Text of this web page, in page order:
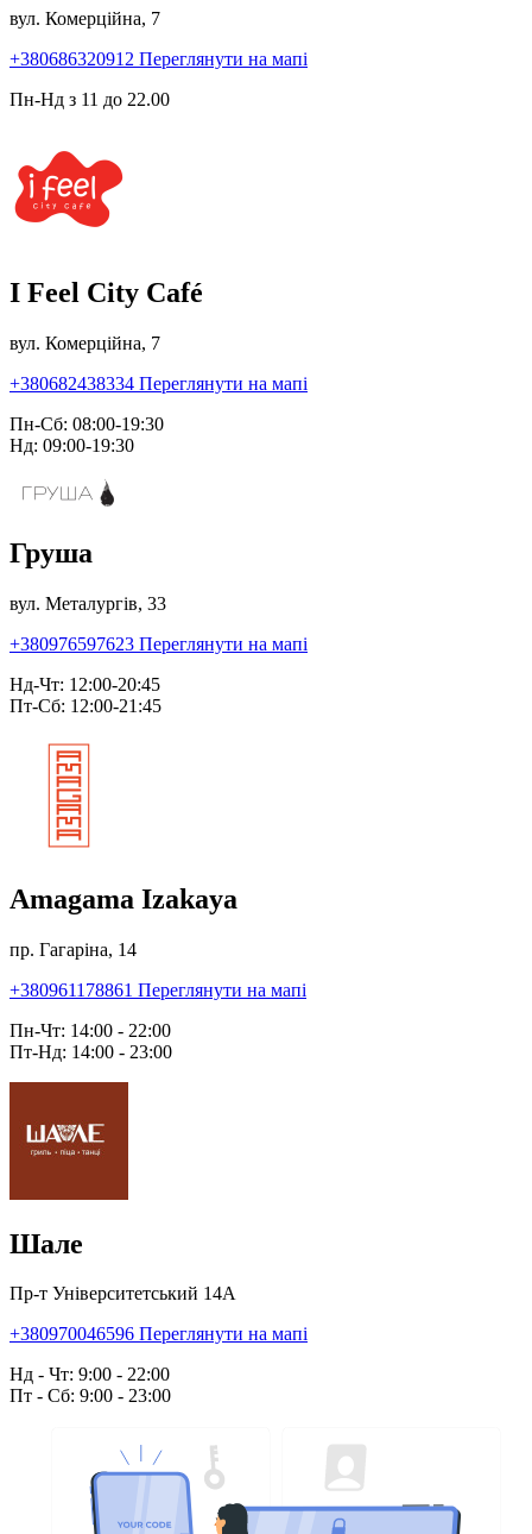
вул. Комерційна, 7
+380686320912 Переглянути на мапі
Пн-Нд з 11 до 22.00
I Feel City Café
вул. Комерційна, 7
+380682438334 Переглянути на мапі
Пн-Сб: 08:00-19:30
Нд: 09:00-19:30
Груша
вул. Металургів, 33
+380976597623 Переглянути на мапі
Нд-Чт: 12:00-20:45
Пт-Сб: 12:00-21:45
Amagama Izakaya
пр. Гагаріна, 14
+380961178861 Переглянути на мапі
Пн-Чт: 14:00 - 22:00
Пт-Нд: 14:00 - 23:00
Шале
Пр-т Університетський 14А
+380970046596 Переглянути на мапі
Нд - Чт: 9:00 - 22:00
Пт - Сб: 9:00 - 23:00